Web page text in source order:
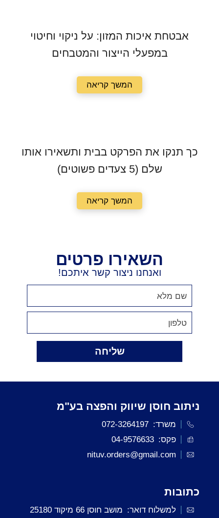
אבטחת איכות המזון: על ניקוי וחיטוי
במפעלי הייצור והמטבחים
המשך קריאה
כך תנקו את הפרקט בבית ותשאירו אותו
שלם (5 צעדים פשוטים)
המשך קריאה
השאירו פרטים
ואנחנו ניצור קשר איתכם!
שליחה
ניתוב חוסן שיווק והפצה בע"מ
משרד: 072-3264197
פקס: 04-9576633
nituv.orders@gmail.com
כתובות
למשלוח דואר: מושב חוסן 66 מיקוד 25180